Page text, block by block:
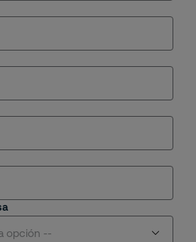
una oportunidad de empleo
opción --